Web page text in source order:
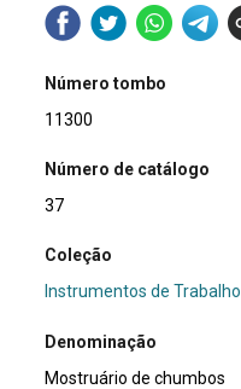
Número tombo
11300
Número de catálogo
37
Coleção
Instrumentos de Trabalho
Denominação
Mostruário de chumbos